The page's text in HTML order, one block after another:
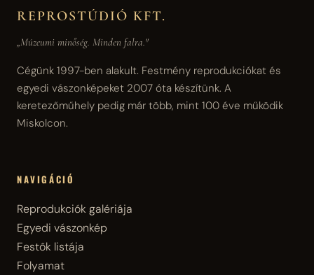
REPROSTÚDIÓ KFT.
„Múzeumi minőség. Minden falra."
Cégünk 1997-ben alakult. Festmény reprodukciókat és
egyedi vászonképeket 2007 óta készítünk. A
keretezőműhely pedig már több, mint 100 éve működik
Miskolcon.
NAVIGÁCIÓ
Reprodukciók galériája
Egyedi vászonkép
Festők listája
Folyamat